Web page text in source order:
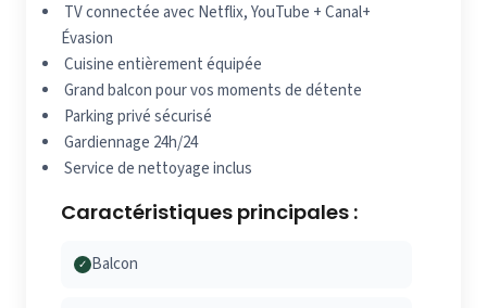
TV connectée avec Netflix, YouTube + Canal+
Évasion
Cuisine entièrement équipée
Grand balcon pour vos moments de détente
Parking privé sécurisé
Gardiennage 24h/24
Service de nettoyage inclus
Caractéristiques principales :
✓ Balcon